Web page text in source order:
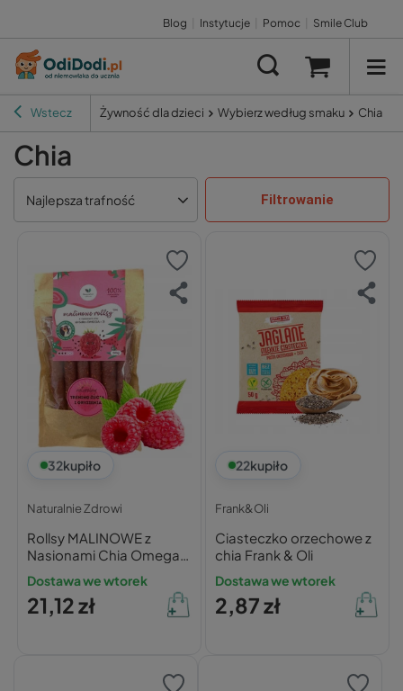
Blog Instytucje Pomoc Smile Club
Wstecz Żywność dla dzieci Wybierz według smaku Chia
Chia
Najlepsza trafność Filtrowanie
32kupiło
Naturalnie Zdrowi
Rollsy MALINOWE z
Nasionami Chia Omega 3
50g Naturalnie Zdrowi
Dostawa we wtorek
21,12 zł
22kupiło
Frank&Oli
Ciasteczko orzechowe z
chia Frank & Oli
Dostawa we wtorek
2,87 zł